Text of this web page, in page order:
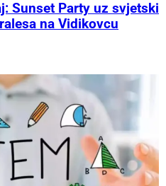
Sunset Party uz svjetski
na Vidikovcu